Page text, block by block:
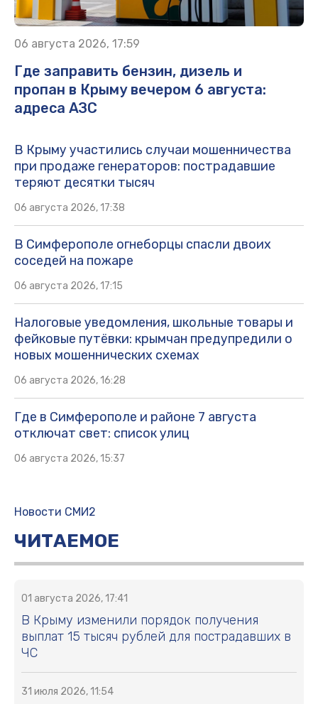
06 августа 2026, 17:59
Где заправить бензин, дизель и
пропан в Крыму вечером 6 августа:
адреса АЗС
В Крыму участились случаи мошенничества
при продаже генераторов: пострадавшие
теряют десятки тысяч
06 августа 2026, 17:38
В Симферополе огнеборцы спасли двоих
соседей на пожаре
06 августа 2026, 17:15
Налоговые уведомления, школьные товары и
фейковые путёвки: крымчан предупредили о
новых мошеннических схемах
06 августа 2026, 16:28
Где в Симферополе и районе 7 августа
отключат свет: список улиц
06 августа 2026, 15:37
Новости СМИ2
ЧИТАЕМОЕ
01 августа 2026, 17:41
В Крыму изменили порядок получения
выплат 15 тысяч рублей для пострадавших в
ЧС
31 июля 2026, 11:54